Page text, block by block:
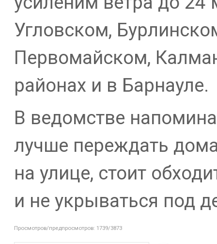
Угловском,
Первомайском,
районах и в Барнауле.
В ведомстве
лучше переждать
на улице, стоит
и не укрываться под
Просмотров/предпросмотров: 1739/3873